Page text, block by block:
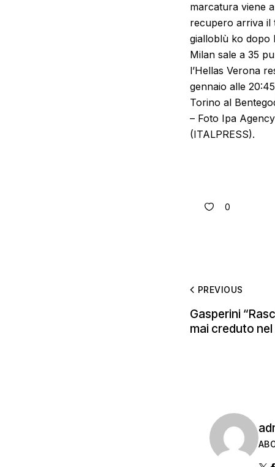
marcatura viene
recupero arriva il
gialloblù ko dopo
Milan sale a 35
l’Hellas Verona
gennaio alle
Torino al
– Foto Ipa
(ITALPRESS).
0
PREVIOUS
Gasperini
mai creduto